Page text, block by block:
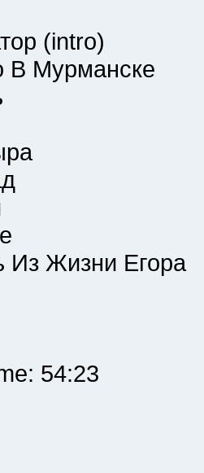
(intro)
В Мурманске
Из Жизни Егора
54:23